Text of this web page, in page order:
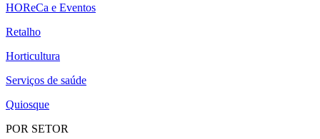
HOReCa e Eventos
Retalho
Horticultura
Serviços de saúde
Quiosque
POR SETOR